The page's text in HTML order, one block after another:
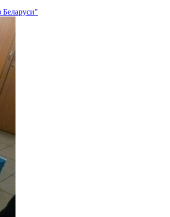
Беларуси"